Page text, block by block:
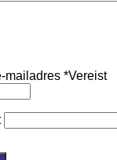
mailadres *Vereist